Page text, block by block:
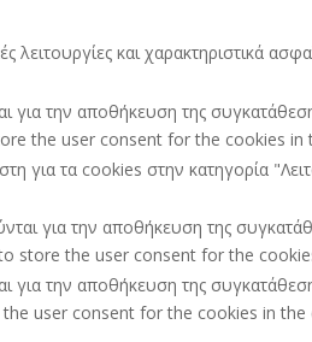
και χαρακτηριστικά
για την αποθήκευση της
the user consent for the cookies
για τα cookies στην κατηγορία
για την αποθήκευση της
store the user consent for the
για την αποθήκευση της
user consent for the cookies in